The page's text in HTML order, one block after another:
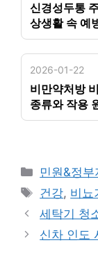
신경성두통
상생활 속 예
2026-01-22
비만약처방
종류와 작용
카
테
리
민원&정
태
그
건강, 비뇨
세탁기 청
신차 인도